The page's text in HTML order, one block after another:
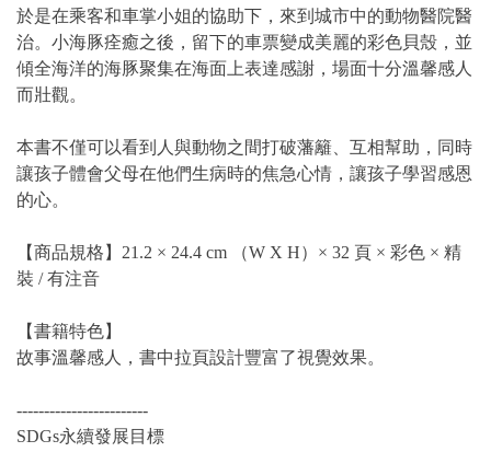
於是在乘客和車掌小姐的協助下，來到城市中的動物醫院醫
治。小海豚痊癒之後，留下的車票變成美麗的彩色貝殼，並
傾全海洋的海豚聚集在海面上表達感謝，場面十分溫馨感人
而壯觀。
本書不僅可以看到人與動物之間打破藩籬、互相幫助，同時
讓孩子體會父母在他們生病時的焦急心情，讓孩子學習感恩
的心。
【商品規格】21.2 × 24.4 cm （W X H）× 32 頁 × 彩色 × 精
裝 / 有注音
【書籍特色】
故事溫馨感人，書中拉頁設計豐富了視覺效果。
------------------------
SDGs永續發展目標